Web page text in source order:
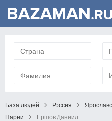
База людей Россия
Парни
Ершов Даниил